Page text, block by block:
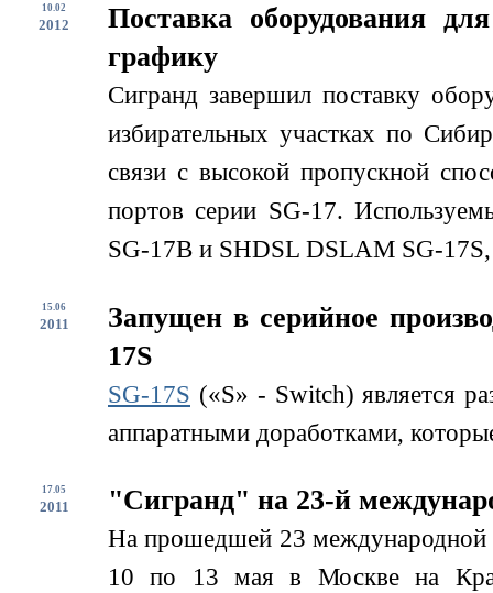
10.02
2012
Поставка оборудования
графику
Сигранд завершил поставку
избирательных участках по
связи с высокой пропускной
портов серии SG-17.
SG-17B и SHDSL DSLAM SG-
15.06
2011
Запущен в серийное
17S
SG-17S («S» - Switch) является
аппаратными доработками,
17.05
2011 "Сигранд" на 23-й
На прошедшей 23 международной
10 по 13 мая в Москве на